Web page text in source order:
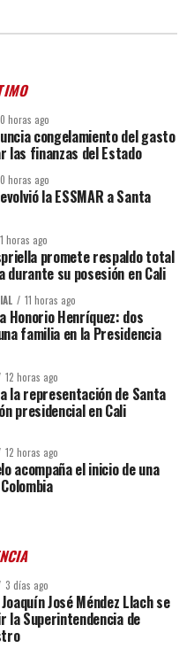
horas ago
congelamiento del gasto
las finanzas del Estado
horas ago
la ESSMAR a Santa
horas ago
promete respaldo total
durante su posesión en Cali
11 horas ago
Honorio Henríquez: dos
familia en la Presidencia
12 horas ago
la representación de Santa
presidencial en Cali
12 horas ago
acompaña el inicio de una
3 días ago
José Méndez Llach se
Superintendencia de